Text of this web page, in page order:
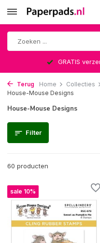
Altijd
Terug Home Collecties
House-Mouse Designs
House-Mouse Designs
Filter
60 producten
sale 10%